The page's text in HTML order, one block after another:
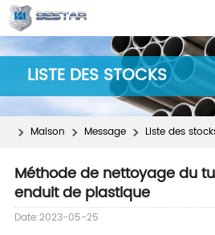
LISTE DES STOCKS
Maison Message Liste des
Méthode de nettoyage du
enduit de plastique
Date:2023-05-25